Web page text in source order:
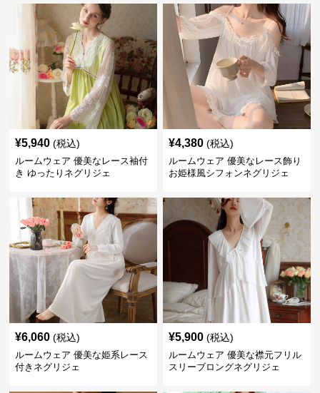
¥5,940 (税込)
ルームウェア 優美なレース袖付
き ゆったりネグリジェ
¥4,380 (税込)
ルームウェア 優美なレース飾り
お姫様風シフォンネグリジェ
¥6,060 (税込)
ルームウェア 優美な姫系レース
付きネグリジェ
¥5,900 (税込)
ルームウェア 優美な襟元フリル
スリーブロングネグリジェ